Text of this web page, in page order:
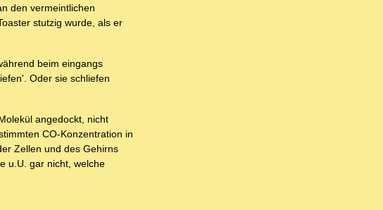
den vermeintlichen
stutzig wurde, als er
beim eingangs
Oder sie schliefen
angedockt, nicht
CO-Konzentration in
Zellen und des Gehirns
u.U. gar nicht, welche